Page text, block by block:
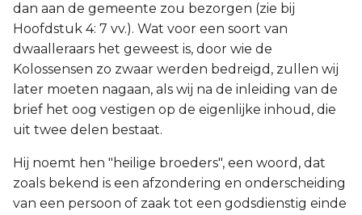
dan aan de gemeente zou bezorgen (zie bij
Hoofdstuk 4: 7 vv.). Wat voor een soort van
dwaalleraars het geweest is, door wie de
Kolossensen zo zwaar werden bedreigd, zullen wij
later moeten nagaan, als wij na de inleiding van de
brief het oog vestigen op de eigenlijke inhoud, die
uit twee delen bestaat.
Hij noemt hen "heilige broeders", een woord, dat
zoals bekend is een afzondering en onderscheiding
van een persoon of zaak tot een godsdienstig einde